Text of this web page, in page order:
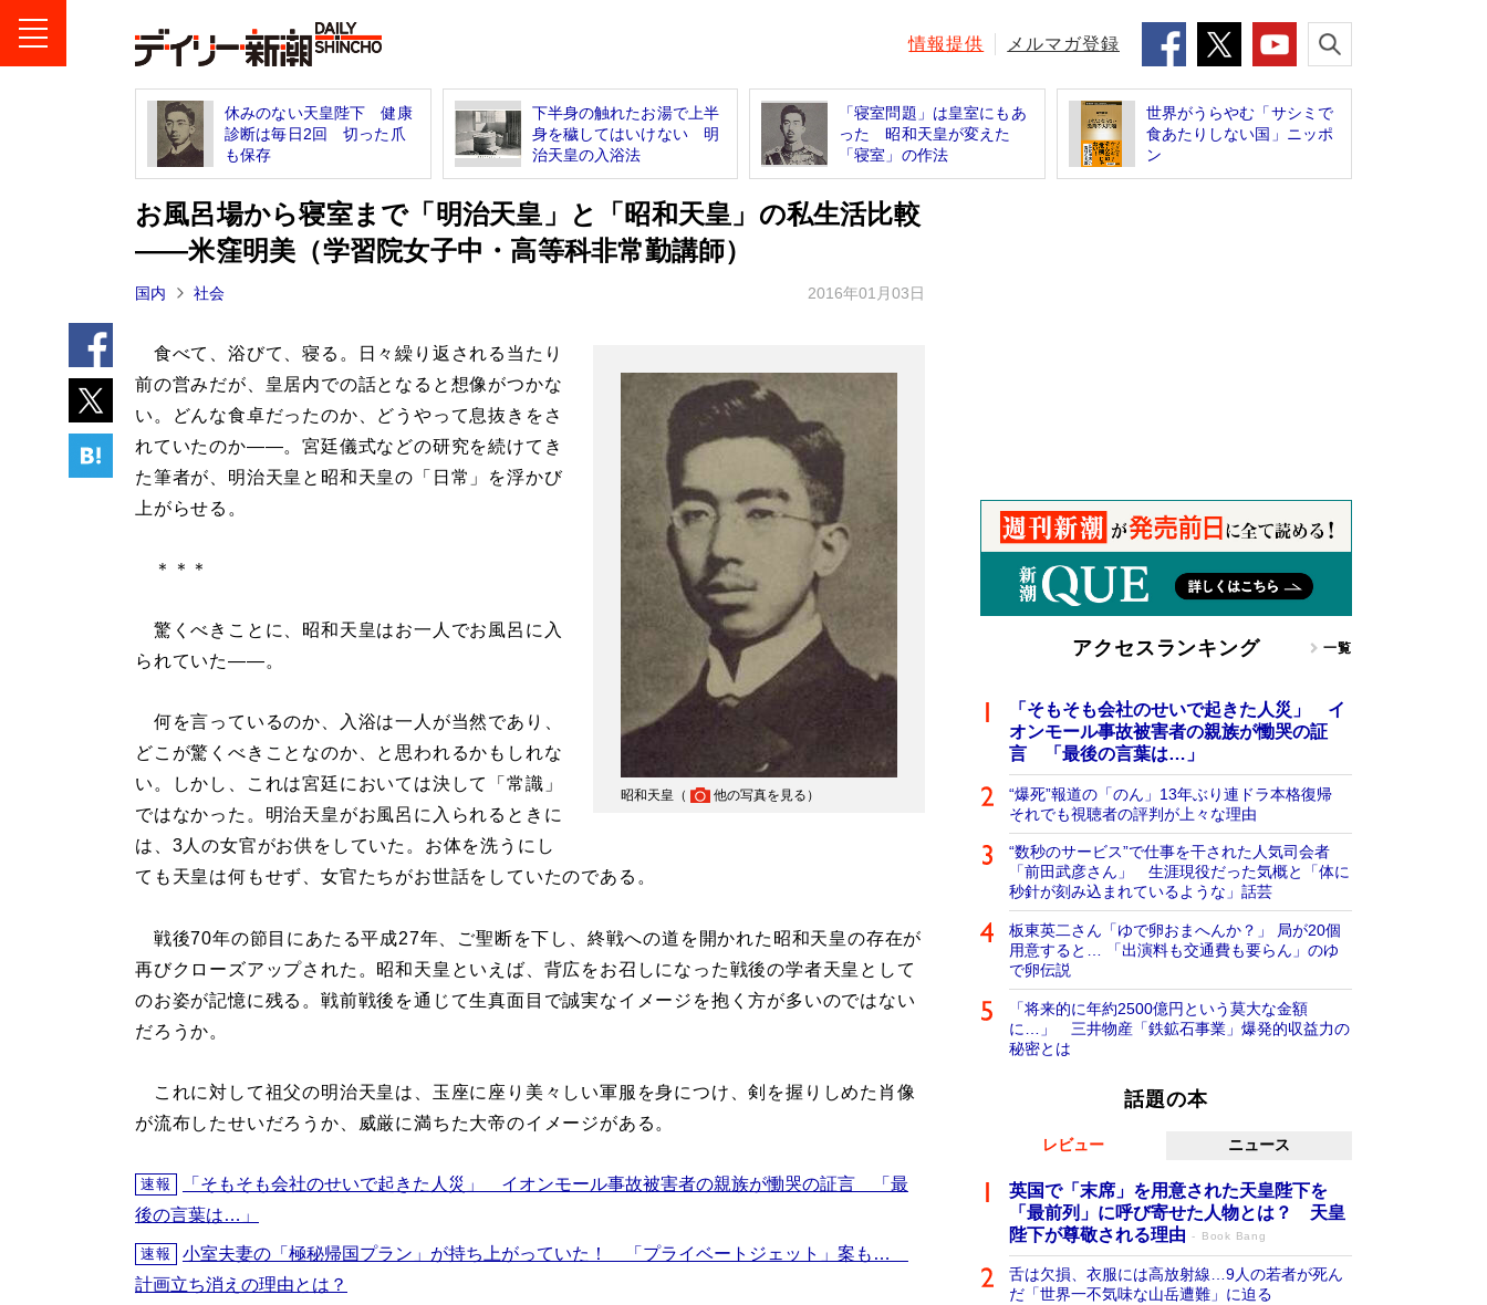
情報提供 メルマガ登録
休みのない天皇陛下 健康
診断は毎日2回 切った爪
も保存
下半身の触れたお湯で上半
身を穢してはいけない 明
治天皇の入浴法
「寝室問題」は皇室にもあ
った 昭和天皇が変えた
「寝室」の作法
世界がうらやむ「サシミで
食あたりしない国」ニッポ
ン
お風呂場から寝室まで「明治天皇」と「昭和天皇」の私生活比較
――米窪明美（学習院女子中・高等科非常勤講師）
国内 社会 2016年01月03日
昭和天皇（ 他の写真を見る ）
食べて、浴びて、寝る。日々繰り返される当たり
前の営みだが、皇居内での話となると想像がつかな
い。どんな食卓だったのか、どうやって息抜きをさ
れていたのか――。宮廷儀式などの研究を続けてき
た筆者が、明治天皇と昭和天皇の「日常」を浮かび
上がらせる。
＊＊＊
驚くべきことに、昭和天皇はお一人でお風呂に入
られていた――。
何を言っているのか、入浴は一人が当然であり、
どこが驚くべきことなのか、と思われるかもしれな
い。しかし、これは宮廷においては決して「常識」
ではなかった。明治天皇がお風呂に入られるときに
は、3人の女官がお供をしていた。お体を洗うにし
ても天皇は何もせず、女官たちがお世話をしていたのである。
戦後70年の節目にあたる平成27年、ご聖断を下し、終戦への道を開かれた昭和天皇の存在が
再びクローズアップされた。昭和天皇といえば、背広をお召しになった戦後の学者天皇として
のお姿が記憶に残る。戦前戦後を通じて生真面目で誠実なイメージを抱く方が多いのではない
だろうか。
これに対して祖父の明治天皇は、玉座に座り美々しい軍服を身につけ、剣を握りしめた肖像
が流布したせいだろうか、威厳に満ちた大帝のイメージがある。
速報
「そもそも会社のせいで起きた人災」 イオンモール事故被害者の親族が慟哭の証言 「最
後の言葉は…」
速報
小室夫妻の「極秘帰国プラン」が持ち上がっていた！ 「プライベートジェット」案も…
計画立ち消えの理由とは？
アクセスランキング 一覧
「そもそも会社のせいで起きた人災」 イ
オンモール事故被害者の親族が慟哭の証
言 「最後の言葉は…」
“爆死”報道の「のん」13年ぶり連ドラ本格復帰
それでも視聴者の評判が上々な理由
“数秒のサービス”で仕事を干された人気司会者
「前田武彦さん」 生涯現役だった気概と「体に
秒針が刻み込まれているような」話芸
板東英二さん「ゆで卵おまへんか？」 局が20個
用意すると… 「出演料も交通費も要らん」のゆ
で卵伝説
「将来的に年約2500億円という莫大な金額
に…」 三井物産「鉄鉱石事業」爆発的収益力の
秘密とは
話題の本
レビュー ニュース
英国で「末席」を用意された天皇陛下を
「最前列」に呼び寄せた人物とは？ 天皇
陛下が尊敬される理由
Book Bang
舌は欠損、衣服には高放射線…9人の若者が死ん
だ「世界一不気味な山岳遭難」に迫る